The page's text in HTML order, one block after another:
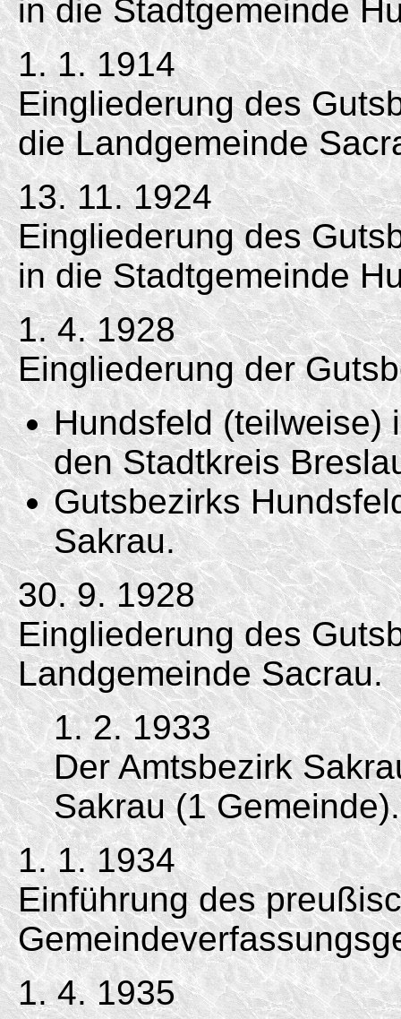
in die Stadtgemeinde
1. 1. 1914
Eingliederung des
die Landgemeinde
13. 11. 1924
Eingliederung des
in die Stadtgemeinde
1. 4. 1928
Eingliederung der
Hundsfeld (teilweise)
den Stadtkreis
Gutsbezirks
Sakrau.
30. 9. 1928
Eingliederung des
Landgemeinde Sacrau.
1. 2. 1933
Der Amtsbezirk
Sakrau (1 Gemeinde).
1. 1. 1934
Einführung des
1. 4. 1935